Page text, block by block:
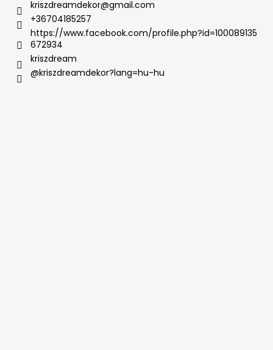
kriszdreamdekor@gmail.com
+36704185257
https://www.facebook.com/profile.php?id=100089135
672934
kriszdream
@kriszdreamdekor?lang=hu-hu